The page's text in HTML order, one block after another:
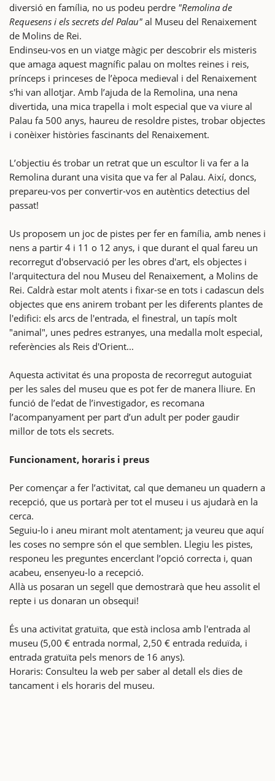
diversió en família, no us podeu perdre "Remolina de
Requesens i els secrets del Palau" al Museu del Renaixement
de Molins de Rei.
Endinseu-vos en un viatge màgic per descobrir els misteris
que amaga aquest magnífic palau on moltes reines i reis,
prínceps i princeses de l’època medieval i del Renaixement
s'hi van allotjar. Amb l’ajuda de la Remolina, una nena
divertida, una mica trapella i molt especial que va viure al
Palau fa 500 anys, haureu de resoldre pistes, trobar objectes
i conèixer històries fascinants del Renaixement.
L’objectiu és trobar un retrat que un escultor li va fer a la
Remolina durant una visita que va fer al Palau. Així, doncs,
prepareu-vos per convertir-vos en autèntics detectius del
passat!
Us proposem un joc de pistes per fer en família, amb nenes i
nens a partir 4 i 11 o 12 anys, i que durant el qual fareu un
recorregut d'observació per les obres d'art, els objectes i
l'arquitectura del nou Museu del Renaixement, a Molins de
Rei. Caldrà estar molt atents i fixar-se en tots i cadascun dels
objectes que ens anirem trobant per les diferents plantes de
l'edifici: els arcs de l'entrada, el finestral, un tapís molt
"animal", unes pedres estranyes, una medalla molt especial,
referències als Reis d'Orient...
Aquesta activitat és una proposta de recorregut autoguiat
per les sales del museu que es pot fer de manera lliure. En
funció de l’edat de l’investigador, es recomana
l’acompanyament per part d’un adult per poder gaudir
millor de tots els secrets.
Funcionament, horaris i preus
Per començar a fer l’activitat, cal que demaneu un quadern a
recepció, que us portarà per tot el museu i us ajudarà en la
cerca.
Seguiu-lo i aneu mirant molt atentament; ja veureu que aquí
les coses no sempre són el que semblen. Llegiu les pistes,
responeu les preguntes encerclant l’opció correcta i, quan
acabeu, ensenyeu-lo a recepció.
Allà us posaran un segell que demostrarà que heu assolit el
repte i us donaran un obsequi!
És una activitat gratuïta, que està inclosa amb l'entrada al
museu (5,00 € entrada normal, 2,50 € entrada reduïda, i
entrada gratuïta pels menors de 16 anys).
Horaris: Consulteu la web per saber al detall els dies de
tancament i els horaris del museu.